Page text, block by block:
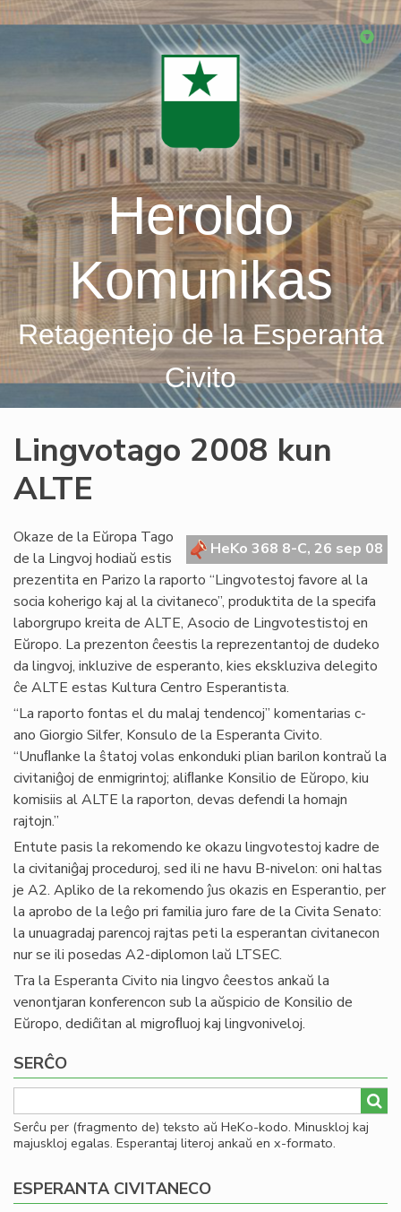
Skip
Heroldo
Komunikas
Retagentejo de la Esperanta
Civito
Lingvotago 2008 kun
ALTE
HeKo 368 8-C, 26 sep 08
Okaze de la Eŭropa Tago
de la Lingvoj hodiaŭ estis
prezentita en Parizo la raporto “Lingvotestoj favore al la
socia koherigo kaj al la civitaneco”, produktita de la specifa
laborgrupo kreita de ALTE, Asocio de Lingvotestistoj en
Eŭropo. La prezenton ĉeestis la reprezentantoj de dudeko
da lingvoj, inkluzive de esperanto, kies ekskluziva delegito
ĉe ALTE estas Kultura Centro Esperantista.
“La raporto fontas el du malaj tendencoj” komentarias c-
ano Giorgio Silfer, Konsulo de la Esperanta Civito.
“Unuﬂanke la ŝtatoj volas enkonduki plian barilon kontraŭ la
civitaniĝoj de enmigrintoj; aliﬂanke Konsilio de Eŭropo, kiu
komisiis al ALTE la raporton, devas defendi la homajn
rajtojn.”
Entute pasis la rekomendo ke okazu lingvotestoj kadre de
la civitaniĝaj proceduroj, sed ili ne havu B-nivelon: oni haltas
je A2. Apliko de la rekomendo ĵus okazis en Esperantio, per
la aprobo de la leĝo pri familia juro fare de la Civita Senato:
la unuagradaj parencoj rajtas peti la esperantan civitanecon
nur se ili posedas A2-diplomon laŭ LTSEC.
Tra la Esperanta Civito nia lingvo ĉeestos ankaŭ la
venontjaran konferencon sub la aŭspicio de Konsilio de
Eŭropo, dediĉitan al migroﬂuoj kaj lingvoniveloj.
SERĈO
Serĉu per (fragmento de) teksto aŭ HeKo-kodo. Minuskloj kaj
majuskloj egalas. Esperantaj literoj ankaŭ en x-formato.
ESPERANTA CIVITANECO